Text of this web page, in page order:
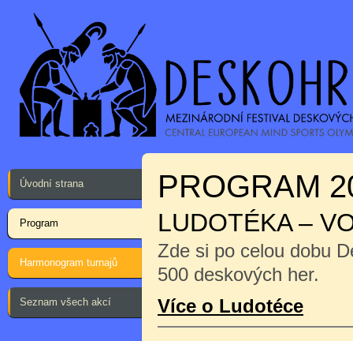
Úvodní strana
Program
Harmonogram turnajů
Seznam všech akcí
PROGRAM
LUDOTÉKA –
Zde si po celou dobu
500 deskových her.
Více o Ludotéce